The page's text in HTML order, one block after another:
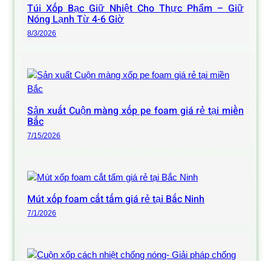
Túi Xốp Bạc Giữ Nhiệt Cho Thực Phẩm – Giữ
Nóng Lạnh Từ 4-6 Giờ
8/3/2026
Sản xuất Cuộn màng xốp pe foam giá rẻ tại miền
Bắc
7/15/2026
Mút xốp foam cắt tấm giá rẻ tại Bắc Ninh
7/1/2026